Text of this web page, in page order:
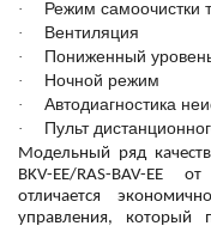
· Режим самоочистки
· Вентиляция
· Пониженный
· Ночной режим
· Автодиагностика
· Пульт
Модельный ряд
BKV-EE/RAS-BAV-EE
отличается
управления, который